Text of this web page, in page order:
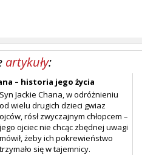
artykuły:
– historia jego życia
Syn Jackie Chana, w odróżnieniu
od wielu drugich dzieci gwiaz
ojców, rósł zwyczajnym chłopcem –
jego ojciec nie chcąc zbędnej uwagi
mówił, żeby ich pokrewieństwo
trzymało się w tajemnicy.